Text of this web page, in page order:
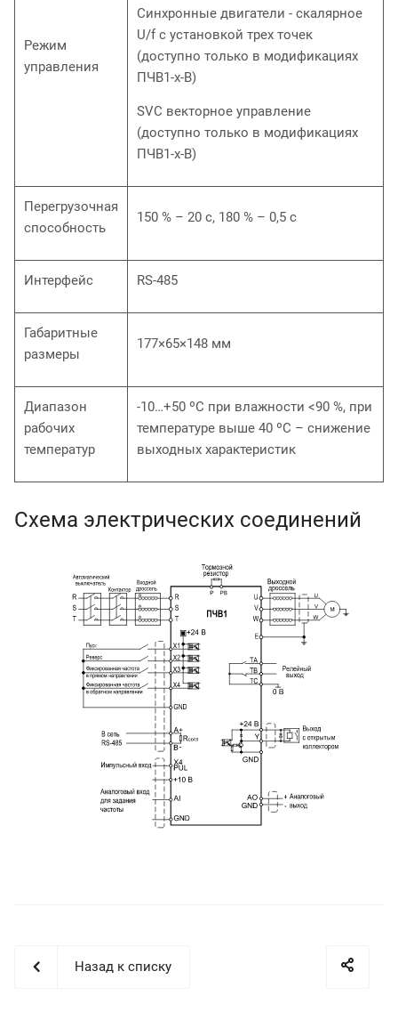
Режим
управления
Синхронные двигатели - скалярное
U/f с установкой трех точек
(доступно только в модификациях
ПЧВ1-х-В)
SVC векторное управление
(доступно только в модификациях
ПЧВ1-х-В)
Перегрузочная
способность
150 % – 20 с, 180 % – 0,5 с
Интерфейс RS-485
Габаритные
размеры
177×65×148 мм
Диапазон
рабочих
температур
-10…+50 ºС при влажности <90 %, при
температуре выше 40 ºС – снижение
выходных характеристик
Схема электрических соединений
Назад к списку